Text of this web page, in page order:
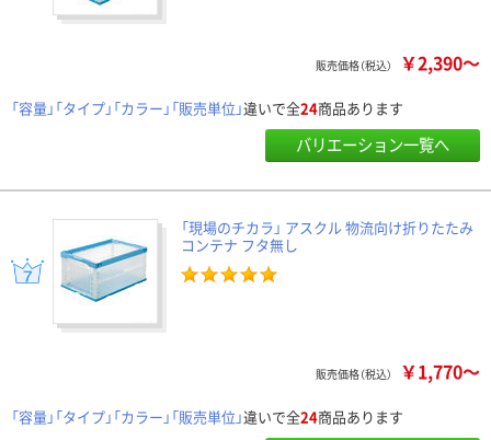
販売価格（税込） ￥2,390～
「容量」「タイプ」「カラー」「販売単位」違いで全24商品あります
バリエーション一覧へ
「現場のチカラ」 アスクル 物流向け折りたたみ
コンテナ フタ無し
販売価格（税込） ￥1,770～
「容量」「タイプ」「カラー」「販売単位」違いで全24商品あります